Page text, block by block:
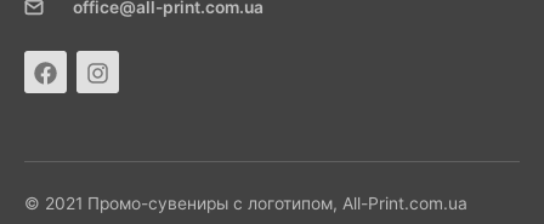
office@all-print.com.ua
© 2021 Промо-сувениры с логотипом, All-Print.com.ua